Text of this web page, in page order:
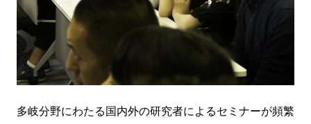
多岐分野にわたる国内外の研究者によるセミナーが頻繁